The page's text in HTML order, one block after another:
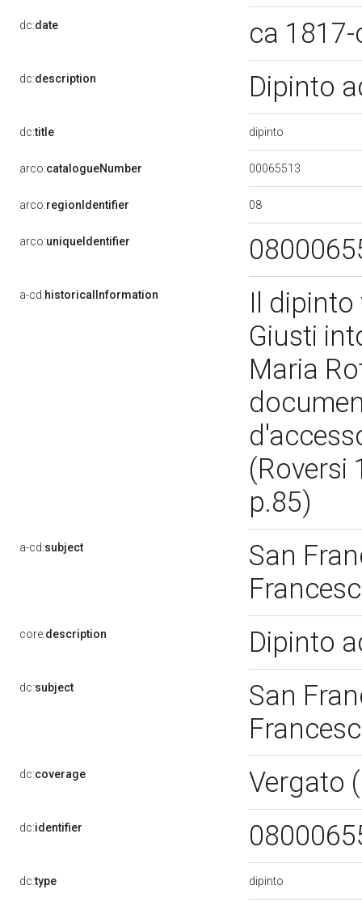
dc:date ca
dc:description Dipinto
dc:title dipinto
arco:catalogueNumber 00065513
arco:regionIdentifier 08
arco:uniqueIdentifier
a-cd:historicalInformation
Il dipinto
Giusti
Maria
(Roversi
p.85)
a-cd:subject
San
core:description Dipinto
dc:subject
San
dc:coverage Vergato
dc:identifier
dc:type dipinto